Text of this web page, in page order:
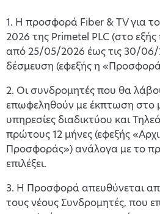
1. Η προσφορά Fiber & TV για
2026 της Primetel PLC (στο εξής
από 25/05/2026 έως τις 30/06/
δέσμευση (εφεξής η
2. Οι συνδρομητές που θα
επωφεληθούν με έκπτωση στο
υπηρεσίες διαδικτύου και
πρώτους 12 μήνες (εφεξής
Προσφοράς») ανάλογα με το
επιλέξει.
3. Η Προσφορά απευθύνεται
τους νέους Συνδρομητές, που